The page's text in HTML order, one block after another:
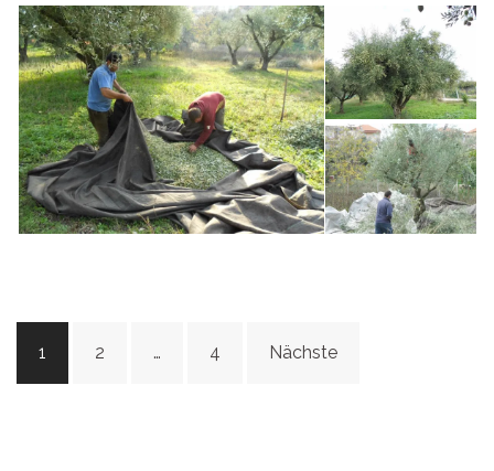
Beitragsnavigation
1 2 … 4 Nächste